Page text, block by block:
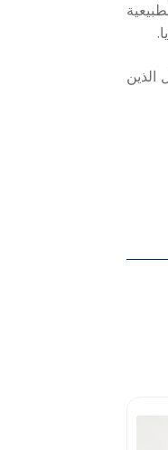
الذين